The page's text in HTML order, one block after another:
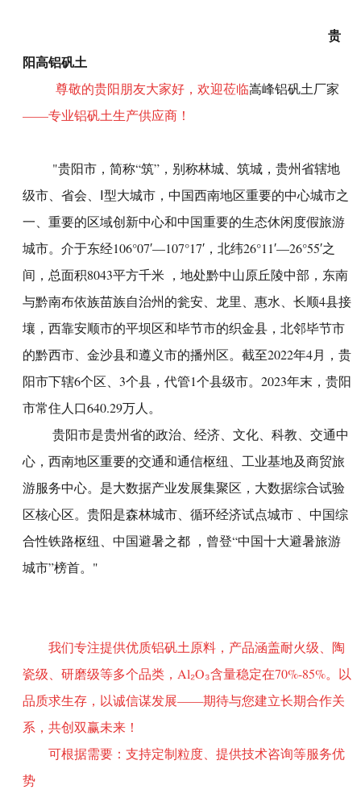
贵
阳高铝矾土
尊敬的贵阳朋友大家好，欢迎莅临嵩峰铝矾土厂家
——专业铝矾土生产供应商！
"贵阳市，简称“筑”，别称林城、筑城，贵州省辖地
级市、省会、Ⅰ型大城市，中国西南地区重要的中心城市之
一、重要的区域创新中心和中国重要的生态休闲度假旅游
城市。介于东经106°07′—107°17′，北纬26°11′—26°55′之
间，总面积8043平方千米 ，地处黔中山原丘陵中部，东南
与黔南布依族苗族自治州的瓮安、龙里、惠水、长顺4县接
壤，西靠安顺市的平坝区和毕节市的织金县，北邻毕节市
的黔西市、金沙县和遵义市的播州区。截至2022年4月，贵
阳市下辖6个区、3个县，代管1个县级市。2023年末，贵阳
市常住人口640.29万人。
贵阳市是贵州省的政治、经济、文化、科教、交通中
心，西南地区重要的交通和通信枢纽、工业基地及商贸旅
游服务中心。是大数据产业发展集聚区，大数据综合试验
区核心区。贵阳是森林城市、循环经济试点城市 、中国综
合性铁路枢纽、中国避暑之都 ，曾登“中国十大避暑旅游
城市”榜首。"
我们专注提供优质铝矾土原料，产品涵盖耐火级、陶
瓷级、研磨级等多个品类，Al₂O₃含量稳定在70%-85%。以
品质求生存，以诚信谋发展——期待与您建立长期合作关
系，共创双赢未来！
可根据需要：支持定制粒度、提供技术咨询等服务优
势